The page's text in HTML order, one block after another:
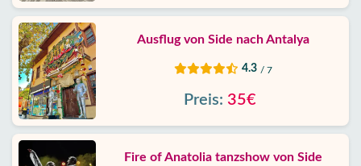
Ausflug von Side nach Antalya
4.3 / 7
Preis: 35€
Fire of Anatolia tanzshow von Side